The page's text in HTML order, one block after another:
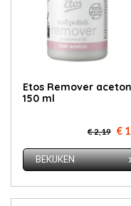
Etos Re­mo­ver
150 ml
€ 2,19 €
BEKIJKEN